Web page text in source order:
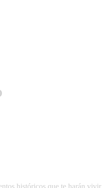
históricos que te harán vivir